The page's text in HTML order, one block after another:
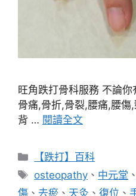
旺角跌打骨科服務 不論
骨痛,骨折,骨裂,腰痛,腰
背 … 閱讀全文
分
【跌打】百科
標
籤
osteopathy 、 中元堂 、
傷 、 去瘀 、 天灸 、 復位 、